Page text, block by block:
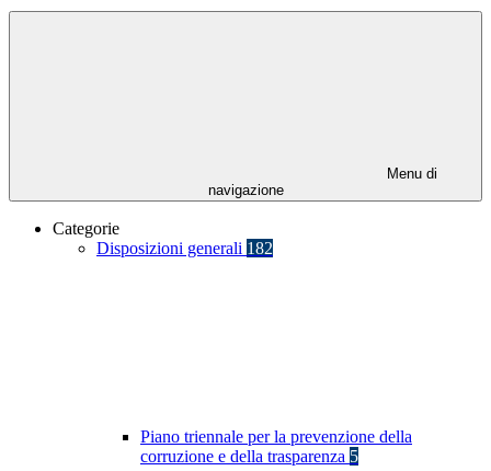
Menu di
navigazione
Categorie
Disposizioni generali 182
Piano triennale per la prevenzione della
corruzione e della trasparenza 5